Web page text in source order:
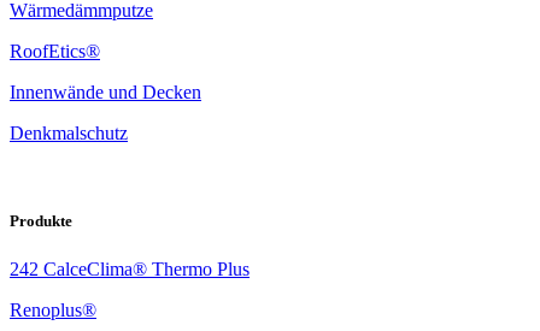
Wärmedämmputze
RoofEtics®
Innenwände und Decken
Denkmalschutz
Produkte
242 CalceClima® Thermo Plus
Renoplus®